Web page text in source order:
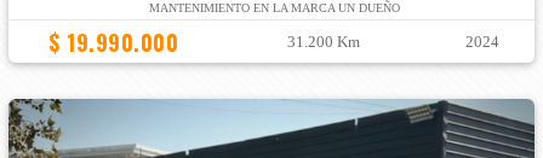
MANTENIMIENTO EN LA MARCA UN DUEÑO
$ 19.990.000 31.200 Km 2024